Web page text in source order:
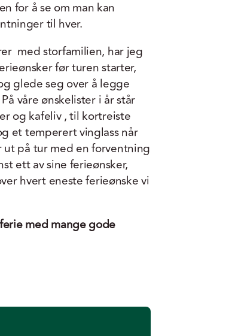
for å se om man kan
til hver.
med storfamilien, har jeg
før turen starter,
glede seg over å legge
våre ønskelister i år står
og kafeliv , til kortreiste
et temperert vinglass når
på tur med en forventning
ett av sine ferieønsker,
hvert eneste ferieønske vi
med mange gode